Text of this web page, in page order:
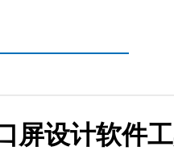
屏设计软件